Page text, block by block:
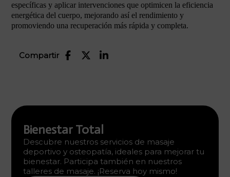
específicas y aplicar intervenciones que optimicen la eficiencia
energética del cuerpo, mejorando así el rendimiento y
promoviendo una recuperación más rápida y completa.
Compartir
Bienestar Total
Descubre nuestros servicios de masaje
deportivo y osteopatía, ideales para mejorar tu
bienestar. Participa también en nuestros
talleres de masaje. ¡Reserva hoy mismo!